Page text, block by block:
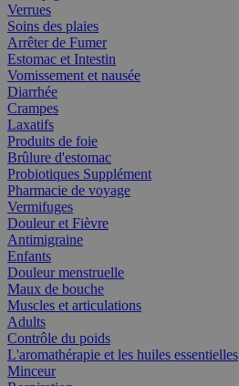
Verrues
Soins des plaies
Arrêter de Fumer
Estomac et Intestin
Vomissement et nausée
Diarrhée
Crampes
Laxatifs
Produits de foie
Brûlure d'estomac
Probiotiques Supplément
Pharmacie de voyage
Vermifuges
Douleur et Fièvre
Antimigraine
Enfants
Douleur menstruelle
Maux de bouche
Muscles et articulations
Adults
Contrôle du poids
L'aromathérapie et les huiles essentielles
Minceur